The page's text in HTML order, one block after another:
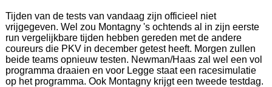
Tijden van de tests van vandaag zijn officieel niet
vrijgegeven. Wel zou Montagny 's ochtends al in zijn eerste
run vergelijkbare tijden hebben gereden met de andere
coureurs die PKV in december getest heeft. Morgen zullen
beide teams opnieuw testen. Newman/Haas zal wel een vol
programma draaien en voor Legge staat een racesimulatie
op het programma. Ook Montagny krijgt een tweede testdag.